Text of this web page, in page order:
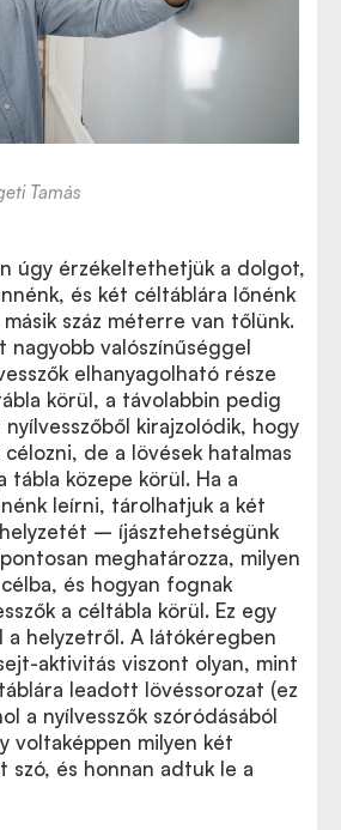
Tamás
úgy érzékeltethetjük a dolgot,
és két céltáblára lőnénk
száz méterre van tőlünk.
nagyobb valószínűséggel
elhanyagolható része
körül, a távolabbin pedig
kirajzolódik, hogy
de a lövések hatalmas
tábla közepe körül. Ha a
leírni, tárolhatjuk a két
– íjásztehetségünk
meghatározza, milyen
és hogyan fognak
a céltábla körül. Ez egy
a helyzetről. A látókéregben
aktivitás viszont olyan, mint
leadott lövéssorozat (ez
a nyílvesszők szóródásából
voltaképpen milyen két
szó, és honnan adtuk le a